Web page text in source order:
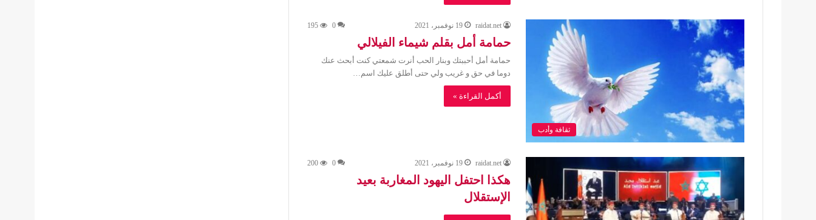
ثقافة وأدب
raidat.net 19 نوفمبر، 2021 0
195
حمامة أمل بقلم شيماء الفيلالي
حمامة أمل أحببتك وبنار الحب أنرت شمعتي كنت أبحث عنك
دوما في حق و غريب ولي حتى أطلق عليك اسم…
أكمل القراءة »
raidat.net 19 نوفمبر، 2021 0
200
هكذا احتفل اليهود المغاربة بعيد
الإستقلال